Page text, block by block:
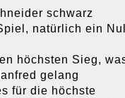
schwarz
natürlich ein
höchsten Sieg,
gelang
für die höchste